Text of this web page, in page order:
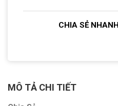
CHIA SẺ NHANH
MÔ TẢ CHI TIẾT